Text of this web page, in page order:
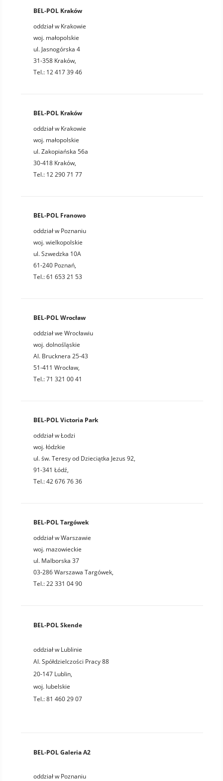
BEL-POL Kraków
oddział w Krakowie
woj. małopolskie
ul. Jasnogórska 4
31-358 Kraków,
Tel.: 12 417 39 46
BEL-POL Kraków
oddział w Krakowie
woj. małopolskie
ul. Zakopiańska 56a
30-418 Kraków,
Tel.: 12 290 71 77
BEL-POL Franowo
oddział w Poznaniu
woj. wielkopolskie
ul. Szwedzka 10A
61-240 Poznań,
Tel.: 61 653 21 53
BEL-POL Wrocław
oddział we Wrocławiu
woj. dolnośląskie
Al. Brucknera 25-43
51-411 Wrocław,
Tel.: 71 321 00 41
BEL-POL Victoria Park
oddział w Łodzi
woj. łódzkie
ul. św. Teresy od Dzieciątka Jezus 92,
91-341 Łódź,
Tel.: 42 676 76 36
BEL-POL Targówek
oddział w Warszawie
woj. mazowieckie
ul. Malborska 37
03-286 Warszawa Targówek,
Tel.: 22 331 04 90
BEL-POL Skende
oddział w Lublinie
Al. Spółdzielczości Pracy 88
20-147 Lublin,
woj. lubelskie
Tel.:81 460 29 07
BEL-POL Galeria A2
oddział w Poznaniu